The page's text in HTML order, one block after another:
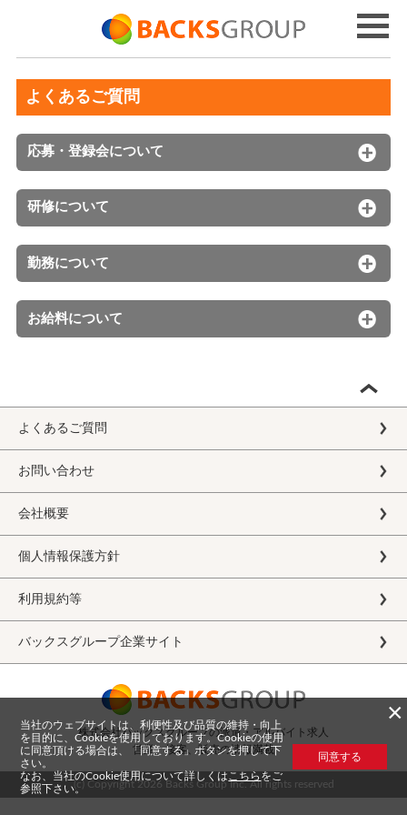
よくあるご質問
応募・登録会について
研修について
勤務について
お給料について
よくあるご質問
お問い合わせ
会社概要
個人情報保護方針
利用規約等
バックスグループ企業サイト
株式会社バックスグループの派遣・アルバイト求人
営業、接客、販売の情報満載
(c) Copyright2026 Backs Group Inc. All rights reserved
×
当社のウェブサイトは、利便性及び品質の維持・向上
を目的に、Cookieを使用しております。Cookieの使用
に同意頂ける場合は、「同意する」ボタンを押して下
さい。
なお、当社のCookie使用について詳しくは こちら をご
参照下さい。
同意する